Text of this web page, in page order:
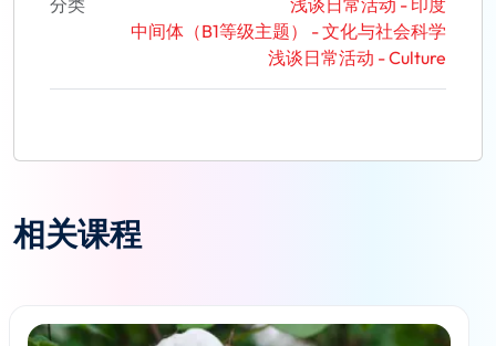
分类
浅谈日常活动 - 印度
中间体（B1等级主题） - 文化与社会科学
浅谈日常活动 - Culture
相关课程